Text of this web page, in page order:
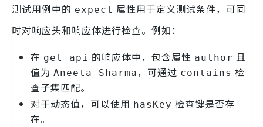
测试用例中的 expect 属性用于定义测试条件，可同
时对响应头和响应体进行检查。例如：
在 get_api 的响应体中，包含属性 author 且
值为 Aneeta Sharma ，可通过 contains 检
查子集匹配。
对于动态值，可以使用 hasKey 检查键是否存
在。